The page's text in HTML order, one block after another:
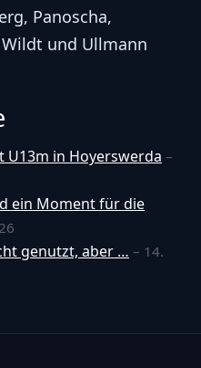
Panoscha,
Wildt und Ullmann
U13m in Hoyerswerda –
ein Moment für die
genutzt, aber … – 14.